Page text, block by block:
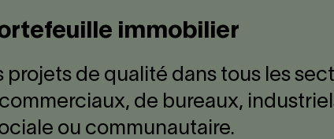
immobilier
projets de qualité dans tous les
de bureaux,
ou communautaire.